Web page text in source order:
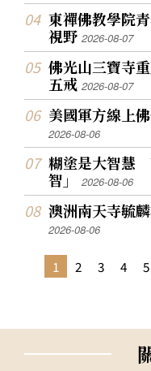
東禪佛教學院
視野2026-08-07
佛光山三寶寺
五戒2026-08-07
美國軍方線上
2026-08-06
糊塗是大智慧
智」2026-08-06
澳洲南天寺毓
2026-08-06
1 2 3 4 5